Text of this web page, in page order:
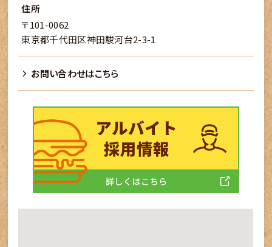
住所
〒101-0062
東京都千代田区神田駿河台2-3-1
お問い合わせはこちら